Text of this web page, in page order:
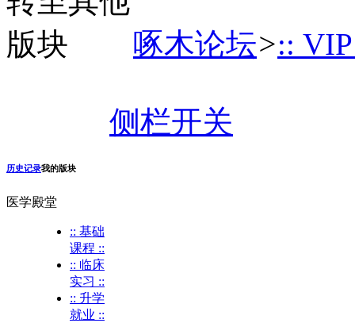
啄木论坛>::
侧栏开关
历史记录我的版块
医学殿堂
:: 基础
课程 ::
:: 临床
实习 ::
:: 升学
就业 ::